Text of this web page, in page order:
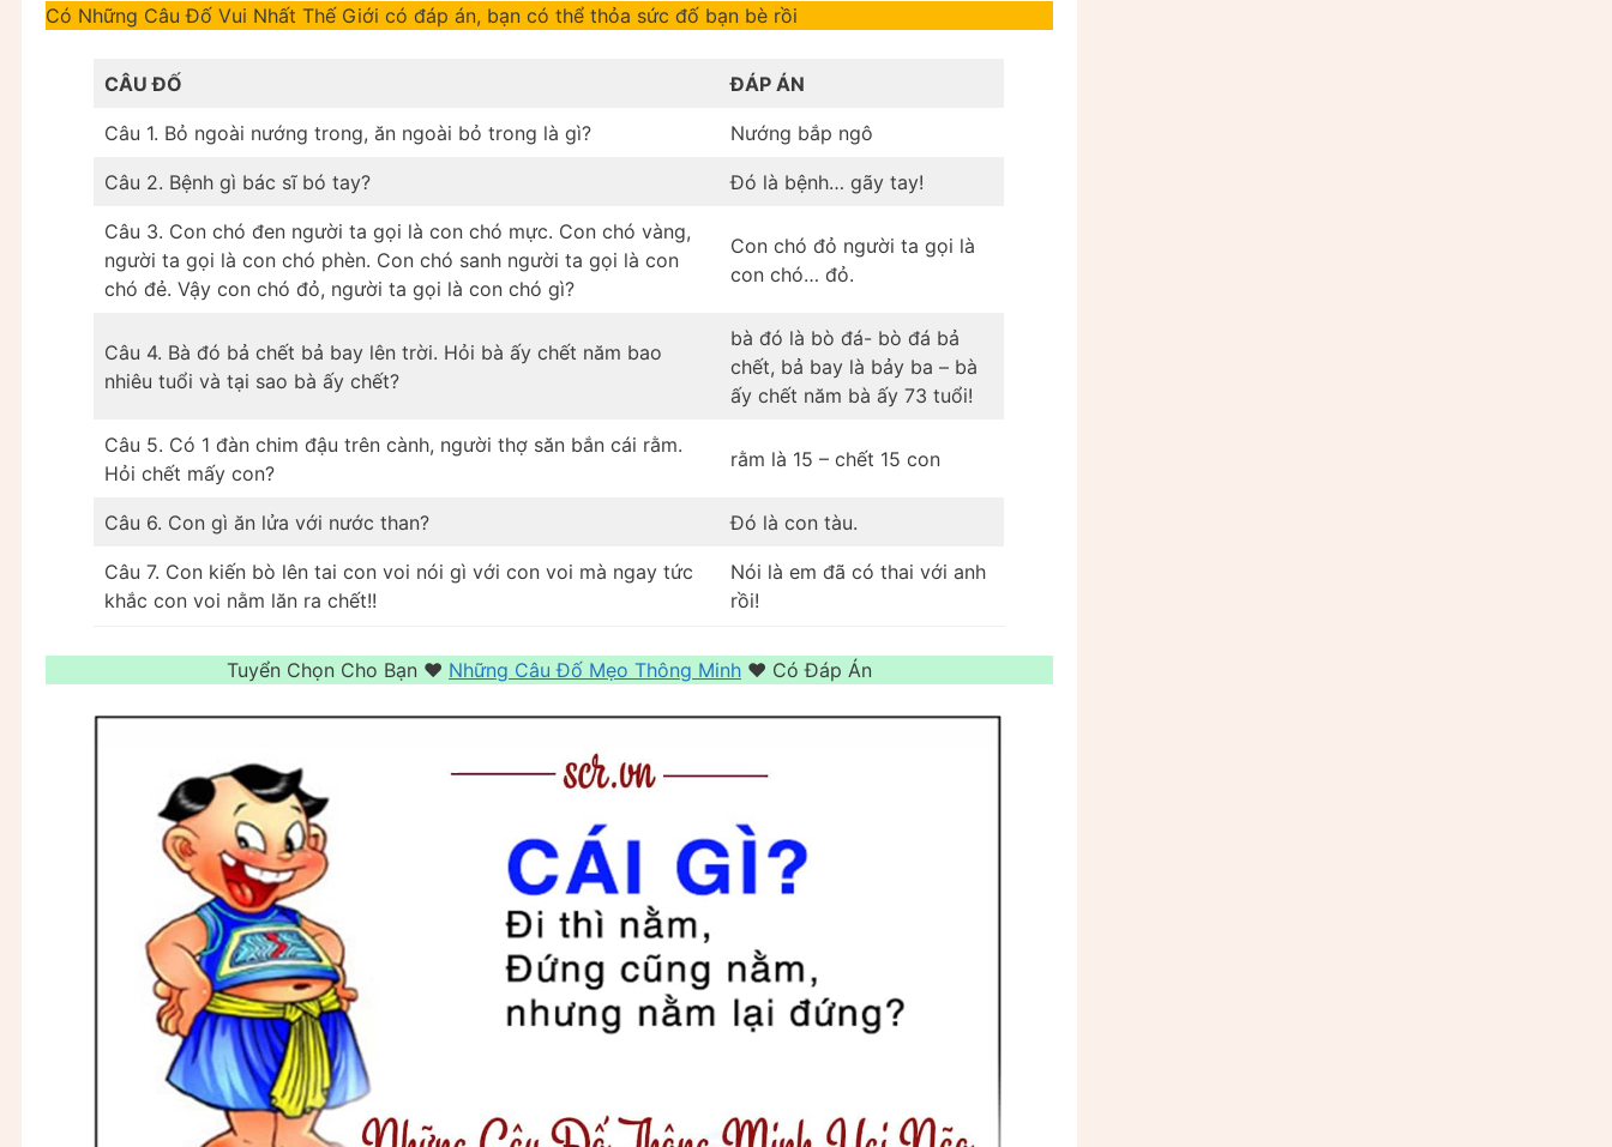
Có Những Câu Đố Vui Nhất Thế Giới có đáp án, bạn có thể thỏa sức đố bạn bè rồi
CÂU ĐỐ ĐÁP ÁN
Câu 1. Bỏ ngoài nướng trong, ăn ngoài bỏ trong là gì? Nướng bắp ngô
Câu 2. Bệnh gì bác sĩ bó tay? Đó là bệnh… gãy tay!
Câu 3. Con chó đen người ta gọi là con chó mực. Con chó vàng,
người ta gọi là con chó phèn. Con chó sanh người ta gọi là con
chó đẻ. Vậy con chó đỏ, người ta gọi là con chó gì?
Con chó đỏ người ta gọi là
con chó… đỏ.
Câu 4. Bà đó bả chết bả bay lên trời. Hỏi bà ấy chết năm bao
nhiêu tuổi và tại sao bà ấy chết?
bà đó là bò đá- bò đá bả
chết, bả bay là bảy ba – bà
ấy chết năm bà ấy 73 tuổi!
Câu 5. Có 1 đàn chim đậu trên cành, người thợ săn bắn cái rằm.
Hỏi chết mấy con?
rằm là 15 – chết 15 con
Câu 6. Con gì ăn lửa với nước than? Đó là con tàu.
Câu 7. Con kiến bò lên tai con voi nói gì với con voi mà ngay tức
khắc con voi nằm lăn ra chết!!
Nói là em đã có thai với anh
rồi!
Tuyển Chọn Cho Bạn ❤️️ Những Câu Đố Mẹo Thông Minh ❤️️ Có Đáp Án